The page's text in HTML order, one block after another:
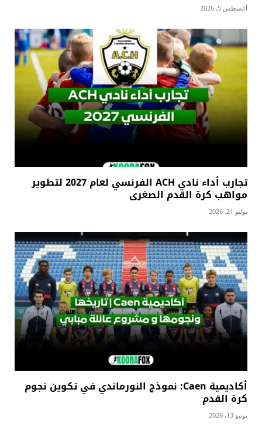
أغسطس 5, 2026
تجارب أداء نادي ACH الفرنسي لعام 2027 لتطوير
مواهب كرة القدم الصغرى
يوليو 21, 2026
أكاديمية Caen: نموذج النورماندي في تكوين نجوم
كرة القدم
يونيو 13, 2026